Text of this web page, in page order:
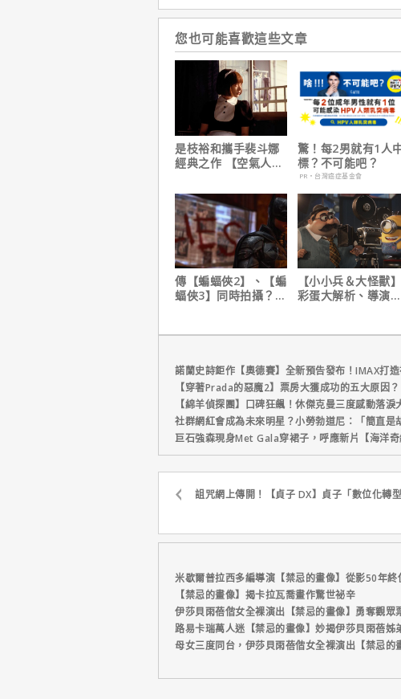
您也可能喜歡這些文章
是枝裕和攜手裴斗娜
經典之作 【空氣人
驚！每2男就有1人
標？不可能吧？
PR・台灣癌症基金會
傳【蝙蝠俠2】、【蝙
蝠俠3】同時拍攝？詹
【小小兵＆大怪獸】
彩蛋大解析、導演皮
諾蘭史詩鉅作【奧德賽】全新預告發布！IMAX打
【穿著Prada的惡魔2】票房大獲成功的五大原因？
【綿羊偵探團】口碑狂飆！休傑克曼三度感動落淚
社群網紅會成為未來明星？小勞勃道尼：「簡直是
巨石強森現身Met Gala穿裙子，呼應新片【海洋奇
詛咒網上傳開！【貞子 DX】貞子「數位化轉
米歇爾普拉西多編導演【禁忌的畫像】從影50年終
【禁忌的畫像】揭卡拉瓦喬畫作驚世祕辛
伊莎貝雨蓓偕女全裸演出【禁忌的畫像】勇奪觀眾
路易卡瑞萬人迷【禁忌的畫像】妙揭伊莎貝雨蓓姊
母女三度同台，伊莎貝雨蓓偕女全裸演出【禁忌的